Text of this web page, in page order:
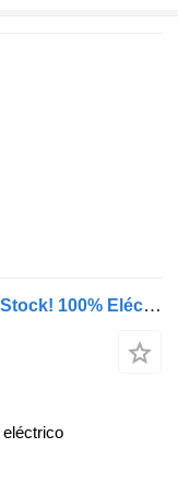
Maxus eDeliver 3 Proximamente en Stock! 100% Eléctrico - Nuevo - 50 Kw
eléctrico